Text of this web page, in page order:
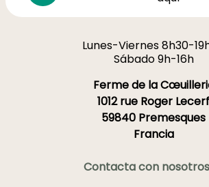
Lunes-Viernes 8h30-
Sábado 9h-16h
Ferme de la
1012 rue Roger Lecerf
59840 Premesques
Francia
Contacta con